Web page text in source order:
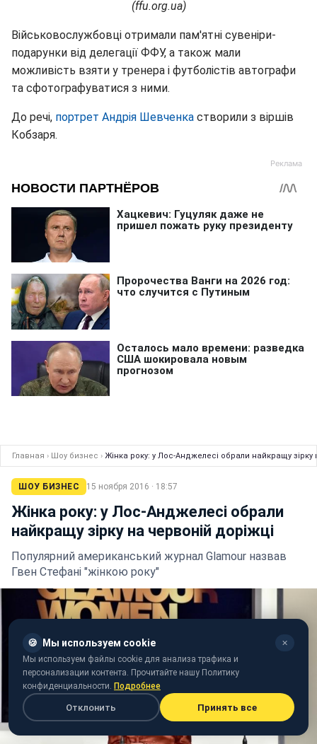
(ffu.org.ua)
Військовослужбовці отримали пам'ятні сувеніри-
подарунки від делегації ФФУ, а також мали
можливість взяти у тренера і футболістів автографи
та сфотографуватися з ними.
До речі, портрет Андрія Шевченка створили з віршів
Кобзаря.
Главная › Шоу бизнес › Жінка року: у Лос-Анджелесі обрали найкращу зірку
ШОУ БИЗНЕС 15 ноября 2016 · 18:57
Жінка року: у Лос-Анджелесі обрали
найкращу зірку на червоній доріжці
Популярний американський журнал Glamour назвав
Гвен Стефані "жінкою року"
🍪 Мы используем cookie ✕
Мы используем файлы cookie для анализа трафика и
персонализации контента. Прочитайте нашу Политику
конфиденциальности. Подробнее
Отклонить Принять все